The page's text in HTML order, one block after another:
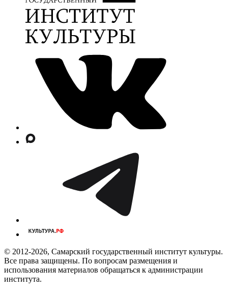
© 2012-2026, Самарский государственный институт культуры.
Все права защищены. По вопросам размещения и
использования материалов обращаться к администрации
института.